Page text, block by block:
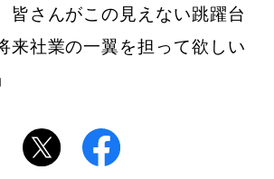
皆さんがこの見えない跳躍台
来社業の一翼を担って欲しい